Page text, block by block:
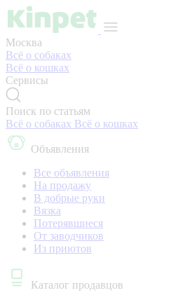
Москва
Всё о собаках
Всё о кошках
Сервисы
Поиск по статьям
Всё о собаках Всё о кошках
Объявления
Все объявления
На продажу
В добрые руки
Вязка
Потерявшиеся
От заводчиков
Из приютов
Каталог продавцов